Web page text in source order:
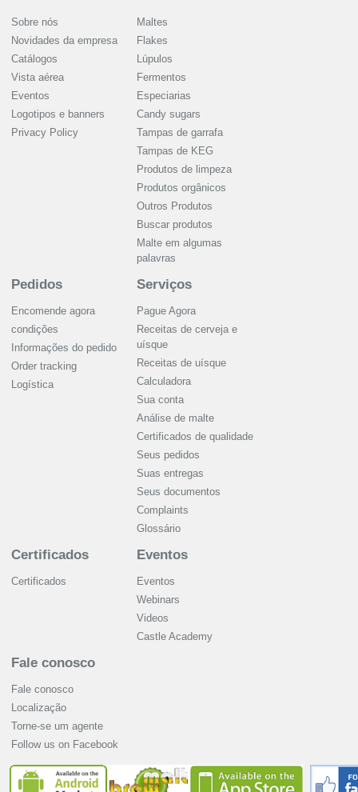
Sobre nós
Novidades da empresa
Catálogos
Vista aérea
Eventos
Logotipos e banners
Privacy Policy
Maltes
Flakes
Lúpulos
Fermentos
Especiarias
Candy sugars
Tampas de garrafa
Tampas de KEG
Produtos de limpeza
Produtos orgânicos
Outros Produtos
Buscar produtos
Malte em algumas
palavras
Pedidos
Encomende agora
condições
Informações do pedido
Order tracking
Logística
Serviços
Pague Agora
Receitas de cerveja e
uísque
Receitas de uísque
Calculadora
Sua conta
Análise de malte
Certificados de qualidade
Seus pedidos
Suas entregas
Seus documentos
Complaints
Glossário
Certificados
Certificados
Eventos
Eventos
Webinars
Videos
Castle Academy
Fale conosco
Fale conosco
Localização
Torne-se um agente
Follow us on Facebook